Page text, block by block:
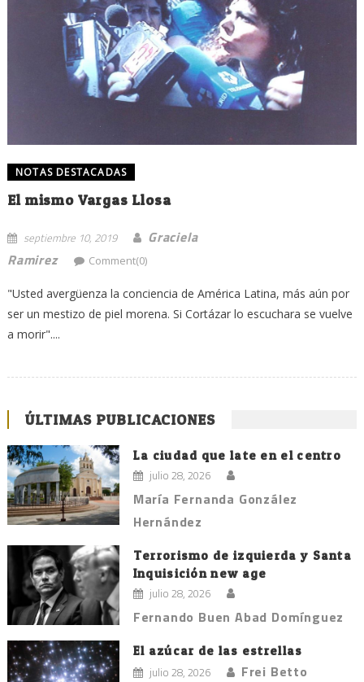
NOTAS DESTACADAS
El mismo Vargas Llosa
septiembre 10, 2019
Graciela
Ramirez
Comment(0)
"Usted avergüenza la conciencia de América Latina, más aún por
ser un mestizo de piel morena. Si Cortázar lo escuchara se vuelve
a morir"....
ÚLTIMAS PUBLICACIONES
La ciudad que late en el centro
julio 28, 2026
María Fernanda González
Hernández
Terrorismo de izquierda y Santa
Inquisición new age
julio 28, 2026
Fernando Buen Abad Domínguez
El azúcar de las estrellas
julio 28, 2026 Frei Betto